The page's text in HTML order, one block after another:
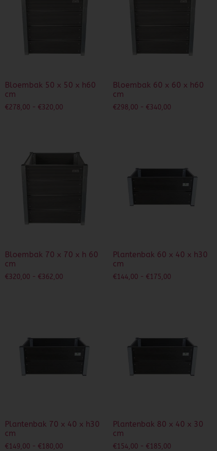
Bloembak 50 x 50 x h60
cm
€278,00 - €320,00
Bloembak 60 x 60 x h60
cm
€298,00 - €340,00
Bloembak 70 x 70 x h 60
cm
€320,00 - €362,00
Plantenbak 60 x 40 x h30
cm
€144,00 - €175,00
Plantenbak 70 x 40 x h30
cm
€149,00 - €180,00
Plantenbak 80 x 40 x 30
cm
€154,00 - €185,00